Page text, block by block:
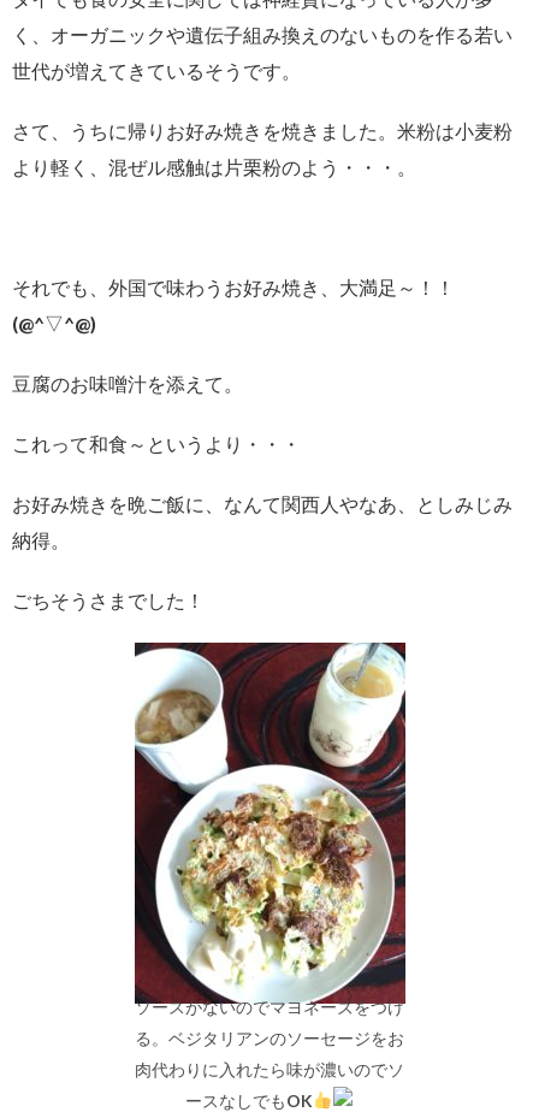
く、オーガニックや遺伝子組み換えのないものを作る若い
世代が増えてきているそうです。
さて、うちに帰りお好み焼きを焼きました。米粉は小麦粉
より軽く、混ぜル感触は片栗粉のよう・・・。
それでも、外国で味わうお好み焼き、大満足～！！
(@^▽^@)
豆腐のお味噌汁を添えて。
これって和食～というより・・・
お好み焼きを晩ご飯に、なんて関西人やなあ、としみじみ
納得。
ごちそうさまでした！
ソースがないのでマヨネーズをつけ
る。ベジタリアンのソーセージをお
肉代わりに入れたら味が濃いのでソ
ースなしでもOK